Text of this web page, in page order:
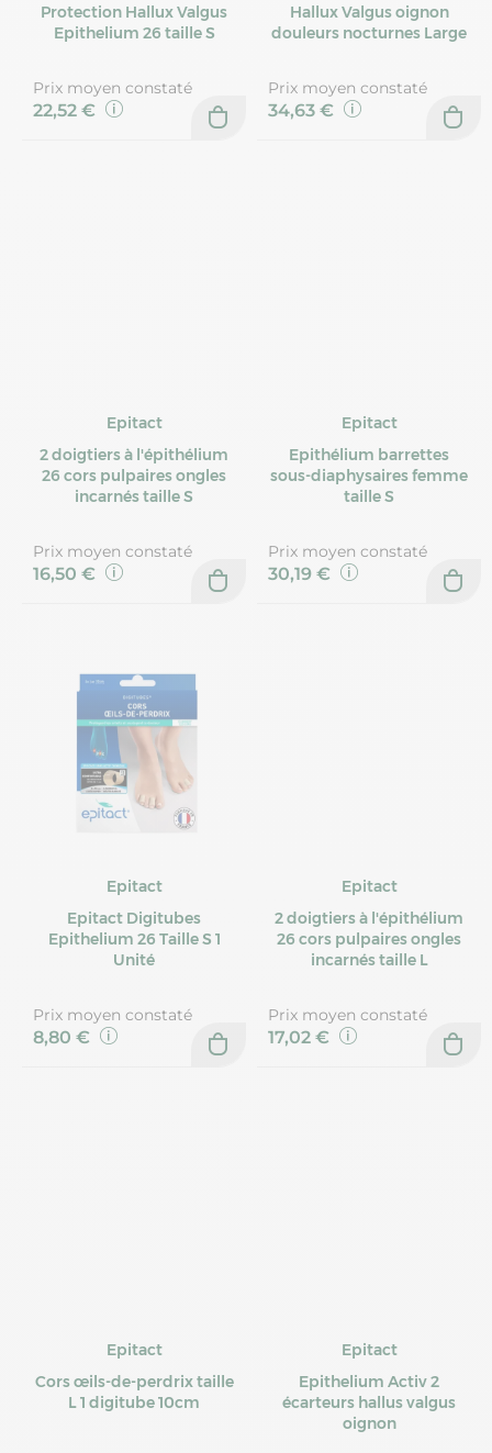
Protection Hallux Valgus
Epithelium 26 taille S
Prix moyen constaté
22,52 €
Hallux Valgus oignon
douleurs nocturnes Large
Prix moyen constaté
34,63 €
Epitact
2 doigtiers à l'épithélium
26 cors pulpaires ongles
incarnés taille S
Prix moyen constaté
16,50 €
Epitact
Epithélium barrettes
sous-diaphysaires femme
taille S
Prix moyen constaté
30,19 €
Epitact
Epitact Digitubes
Epithelium 26 Taille S 1
Unité
Prix moyen constaté
8,80 €
Epitact
2 doigtiers à l'épithélium
26 cors pulpaires ongles
incarnés taille L
Prix moyen constaté
17,02 €
Epitact
Cors œils-de-perdrix taille
L 1 digitube 10cm
Epitact
Epithelium Activ 2
écarteurs hallus valgus
oignon